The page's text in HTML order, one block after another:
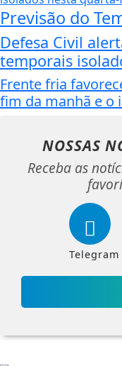
Previsão do
Defesa Civil
temporais
Frente fria
fim da manhã e o
NOSSAS
Receba as
Telegram